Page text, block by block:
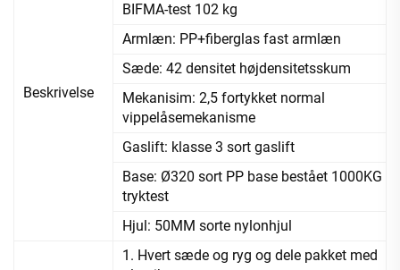
Beskrivelse
BIFMA-test 102 kg
Armlæn: PP+fiberglas fast armlæn
Sæde: 42 densitet højdensitetsskum
Mekanisim: 2,5 fortykket normal
vippelåsemekanisme
Gaslift: klasse 3 sort gaslift
Base: Ø320 sort PP base bestået 1000KG
tryktest
Hjul: 50MM sorte nylonhjul
1. Hvert sæde og ryg og dele pakket med